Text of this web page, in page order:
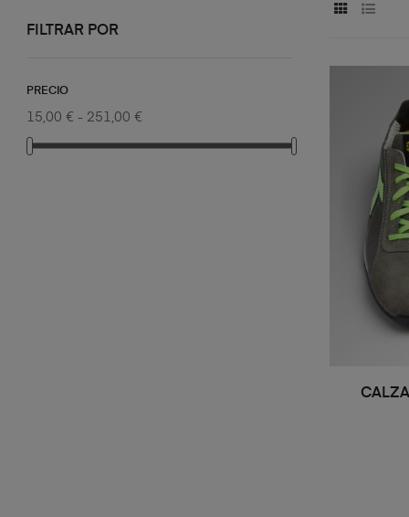
FILTRAR POR
PRECIO
15,00 € - 251,00 €